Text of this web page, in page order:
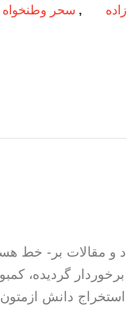
, سحر وطنخواه
و مقالات بر- خط
گردیده،
دانش